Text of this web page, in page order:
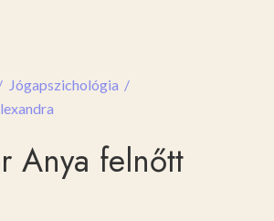
Jógapszichológia
Anya felnőtt